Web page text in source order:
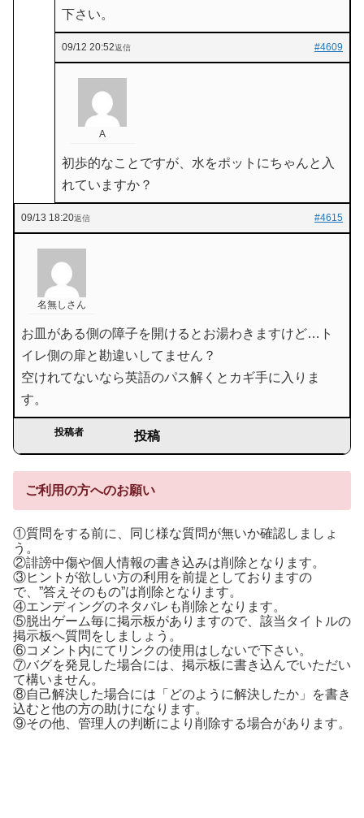
下さい。
09/12 20:52 #4609
返信
A
初歩的なことですが、水をポットにちゃんと入
れていますか？
09/13 18:20 #4615
返信
名無しさん
お皿がある側の障子を開けるとお湯わきますけど…ト
イレ側の扉と勘違いしてません？
空けれてないなら英語のパス解くとカギ手に入りま
す。
投稿者 投稿
ご利用の方へのお願い
①質問をする前に、同じ様な質問が無いか確認しましょ
う。
②誹謗中傷や個人情報の書き込みは削除となります。
③ヒントが欲しい方の利用を前提としておりますの
で、”答えそのもの”は削除となります。
④エンディングのネタバレも削除となります。
⑤脱出ゲーム毎に掲示板がありますので、該当タイトルの
掲示板へ質問をしましょう。
⑥コメント内にてリンクの使用はしないで下さい。
⑦バグを発見した場合には、掲示板に書き込んでいただい
て構いません。
⑧自己解決した場合には「どのように解決したか」を書き
込むと他の方の助けになります。
⑨その他、管理人の判断により削除する場合があります。